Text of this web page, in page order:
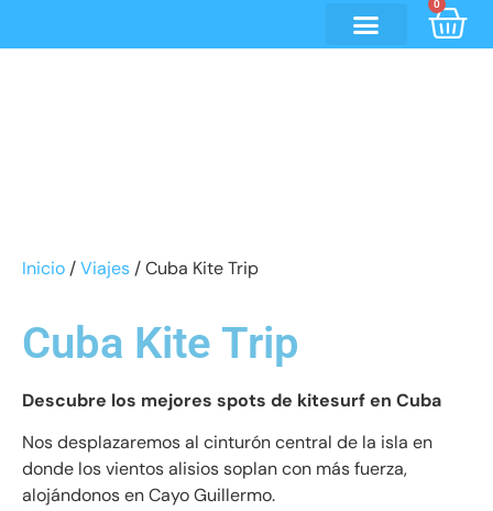
0
Inicio /Viajes / Cuba Kite Trip
Cuba Kite Trip
Descubre los mejores spots de kitesurf en Cuba
Nos desplazaremos al cinturón central de la isla en
donde los vientos alisios soplan con más fuerza,
alojándonos en Cayo Guillermo.